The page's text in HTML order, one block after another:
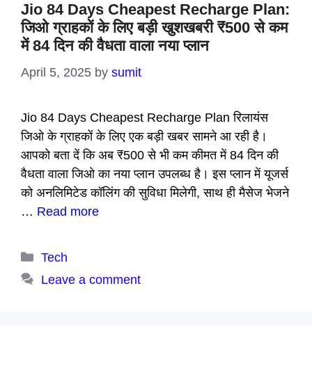
Jio 84 Days Cheapest Recharge Plan:
जिओ ग्राहकों के लिए बड़ी खुशखबरी ₹500 से कम
में 84 दिन की वैधता वाला नया प्लान
April 5, 2025 by sumit
Jio 84 Days Cheapest Recharge Plan रिलायंस
जिओ के ग्राहकों के लिए एक बड़ी खबर सामने आ रही है।
आपको बता दें कि अब ₹500 से भी कम कीमत में 84 दिन की
वैधता वाला जिओ का नया प्लान उपलब्ध है। इस प्लान में यूजर्स
को अनलिमिटेड कॉलिंग की सुविधा मिलेगी, साथ ही मैसेज भेजने
… Read more
Categories
Tech
Leave a comment